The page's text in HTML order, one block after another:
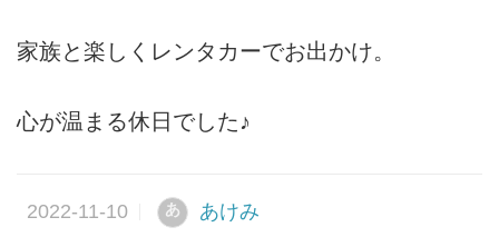
家族と楽しくレンタカーでお出かけ。
心が温まる休日でした♪
あ あけみ